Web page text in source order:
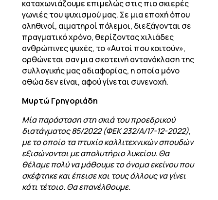
καταχωνιάζουμε επιμελώς στις πιο σκιερές
γωνιές του ψυχισμού μας. Σε μια εποχή όπου
αληθινοί, αιματηροί πόλεμοι, διεξάγονται σε
πραγματικό χρόνο, θερίζοντας χιλιάδες
ανθρώπινες ψυχές, το «Αυτοί που κοιτούν»,
ορθώνεται σαν μια σκοτεινή αντανάκλαση της
συλλογικής μας αδιαφορίας, η οποία μόνο
αθώα δεν είναι, αφού γίνεται συνενοχή.
Μυρτώ Γρηγοριάδη
Μία παράσταση στη σκιά του προεδρικού
διατάγματος 85/2022 (ΦΕΚ 232/Α/17-12-2022),
με το οποίο τα πτυχία καλλιτεχνικών σπουδών
εξισώνονται με απολυτήριο λυκείου. Θα
θέλαμε πολύ να μάθουμε το όνομα εκείνου που
σκέφτηκε και έπεισε και τους άλλους να γίνει
κάτι τέτοιο. Θα επανέλθουμε.